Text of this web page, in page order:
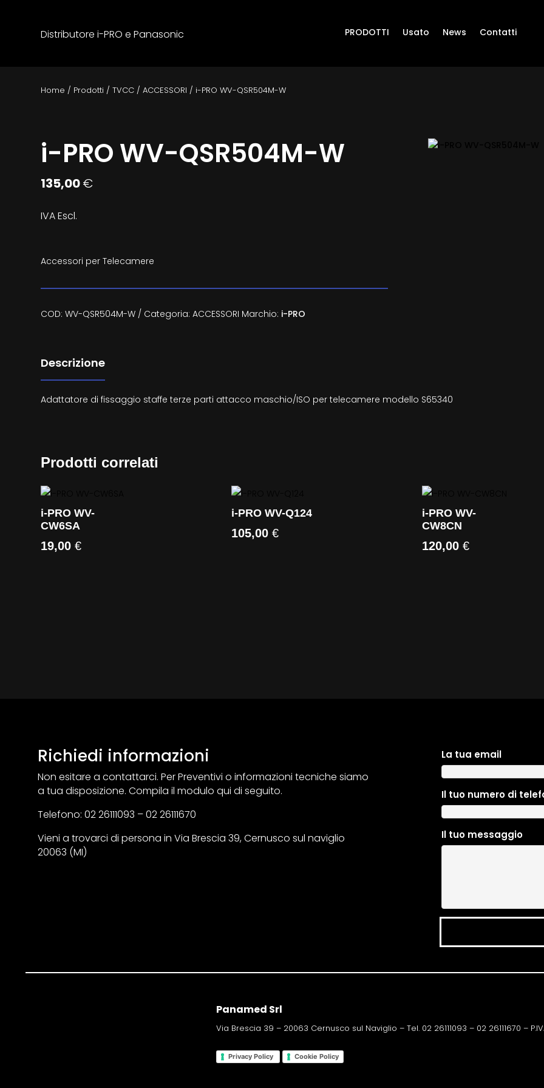
Distributore i-PRO e Panasonic PRODOTTI Usato News Contatti
Home / Prodotti /TVCC /ACCESSORI / i-PRO WV-QSR504M-W
i-PRO WV-QSR504M-W
135,00€
IVA Escl.
Accessori per Telecamere
COD: WV-QSR504M-W Categoria: ACCESSORI Marchio: i-PRO
Descrizione
Adattatore di fissaggio staffe terze parti attacco maschio/ISO per telecamere modello S65340
Prodotti correlati
i-PRO WV-
CW6SA
19,00€
i-PRO WV-Q124
105,00€
i-PRO WV-
CW8CN
120,00 €
Richiedi informazioni
Non esitare a contattarci. Per Preventivi o informazioni tecniche siamo
a tua disposizione. Compila il modulo qui di seguito.
Telefono: 02 26111093 – 02 26111670
Vieni a trovarci di persona in Via Brescia 39, Cernusco sul naviglio
20063 (MI)
La tua email
Il tuo numero di
Il tuo messaggio
Panamed Srl
Via Brescia 39 – 20063 Cernusco sul Naviglio – Tel. 02 26111093 – 02 26111670 –
Privacy Policy Cookie Policy